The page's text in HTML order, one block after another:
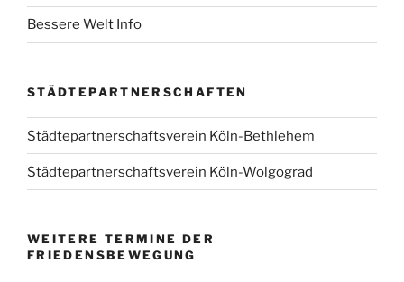
Bessere Welt Info
STÄDTEPARTNERSCHAFTEN
Städtepartnerschaftsverein Köln-Bethlehem
Städtepartnerschaftsverein Köln-Wolgograd
WEITERE TERMINE DER
FRIEDENSBEWEGUNG